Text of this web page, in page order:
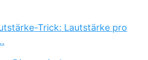
Trick: Lautstärke pro